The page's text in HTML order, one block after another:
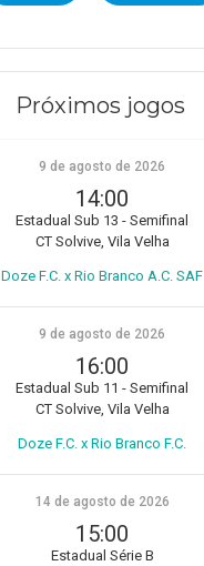
Próximos jogos
9 de agosto de 2026
14:00
Estadual Sub 13 - Semifinal
CT Solvive, Vila Velha
Doze F.C. x Rio Branco A.C. SAF
9 de agosto de 2026
16:00
Estadual Sub 11 - Semifinal
CT Solvive, Vila Velha
Doze F.C. x Rio Branco F.C.
14 de agosto de 2026
15:00
Estadual Série B